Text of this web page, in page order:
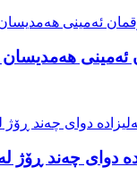
هەمدیسان
دوای چەند ڕۆژ